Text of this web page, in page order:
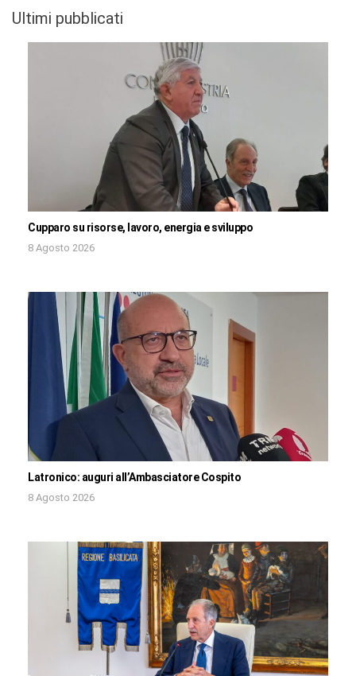
Ultimi pubblicati
Cupparo su risorse, lavoro, energia e sviluppo
8 Agosto 2026
Latronico: auguri all’Ambasciatore Cospito
8 Agosto 2026